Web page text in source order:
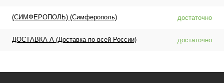
(СИМФЕРОПОЛЬ) (Симферополь) достаточно
ДОСТАВКА А (Доставка по всей России) достаточно